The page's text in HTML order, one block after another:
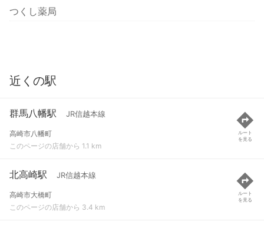
つくし薬局
近くの駅
群馬八幡駅 JR信越本線
高崎市八幡町
このページの店舗から 1.1 km
ルート
を見る
北高崎駅 JR信越本線
高崎市大橋町
このページの店舗から 3.4 km
ルート
を見る